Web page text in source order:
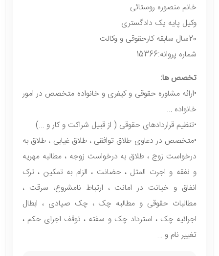
خانم منصوره روستائی
وکیل پایه یک دادگستری
20سال سابقه کارحقوقی و وکالت
شماره پروانه:15366
تخصص ها:
•ارائه مشاوره حقوقی و کیفری و خانواده متخصص در امور
خانواده …
•تنظیم قراردادهای حقوقی ( از قبیل شراکت و کار و …)
•متخصص در دعاوی طلاق توافقی ، طلاق غیابی ، طلاق به
درخواست زوج ، طلاق به درخواست زوجه ، مطالبه مهریه
و نفقه و اجرت المثل ، حضانت ، الزام به تمکین ، ترک
انفاق و خیانت در امانت ، ارتباط نامشروع، سرقت ،
مطالبات حقوقی و مطالبه چک ، چک صیادی ، ابطال
اجرائیه چک ، استرداد چک و سفته ، توقف اجرای حکم ،
تغییر نام و …